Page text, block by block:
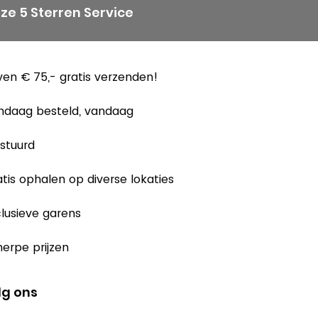
5 Sterren Service
€ 75,- gratis verzenden!
besteld, vandaag
ophalen op diverse lokaties
garens
prijzen
ons